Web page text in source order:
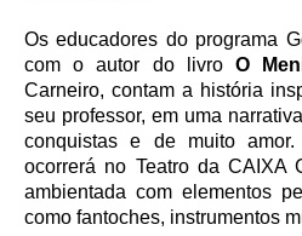
Os educadores do programa
com o autor do livroO
Carneiro, contam a história
seu professor, em uma
conquistas e de muito
ocorrerá no Teatro da CAIXA
ambientada com elementos
como fantoches, instrumentos